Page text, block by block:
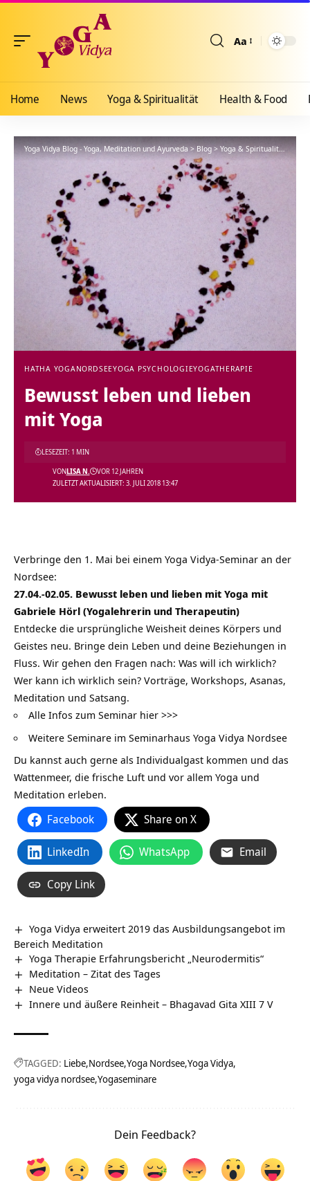
Aa
Home News Yoga & Spiritualität Health & Food
Yoga Vidya Blog - Yoga, Meditation und Ayurveda>Blog>Yoga & Spiritualität >
HATHA YOGANORDSEEYOGA PSYCHOLOGIEYOGATHERAPIE
Bewusst leben und lieben
mit Yoga
ZULETZT AKTUALISIERT: 3. JULI 2018 13:47
VONLISA N. VOR 12 JAHREN
LESEZEIT: 1 MIN
Verbringe den 1. Mai bei einem Yoga Vidya-Seminar an der
Nordsee:
27.04.-02.05. Bewusst leben und lieben mit Yoga mit
Gabriele Hörl (Yogalehrerin und Therapeutin)
Entdecke die ursprüngliche Weisheit deines Körpers und
Geistes neu. Bringe dein Leben und deine Beziehungen in
Fluss. Wir gehen den Fragen nach: Was will ich wirklich?
Wer kann ich wirklich sein? Vorträge, Workshops, Asanas,
Meditation und Satsang.
Alle Infos zum Seminar hier >>>
Weitere Seminare im Seminarhaus Yoga Vidya Nordsee
Du kannst auch gerne als Individualgast kommen und das
Wattenmeer, die frische Luft und vor allem Yoga und
Meditation erleben.
Facebook Share on X
LinkedIn WhatsApp Email
Copy Link
Yoga Vidya erweitert 2019 das Ausbildungsangebot im
Bereich Meditation
Yoga Therapie Erfahrungsbericht „Neurodermitis“
Meditation – Zitat des Tages
Neue Videos
Innere und äußere Reinheit – Bhagavad Gita XIII 7 V
TAGGED: Liebe Nordsee Yoga Nordsee Yoga Vidya
yoga vidya nordsee Yogaseminare
Dein Feedback?